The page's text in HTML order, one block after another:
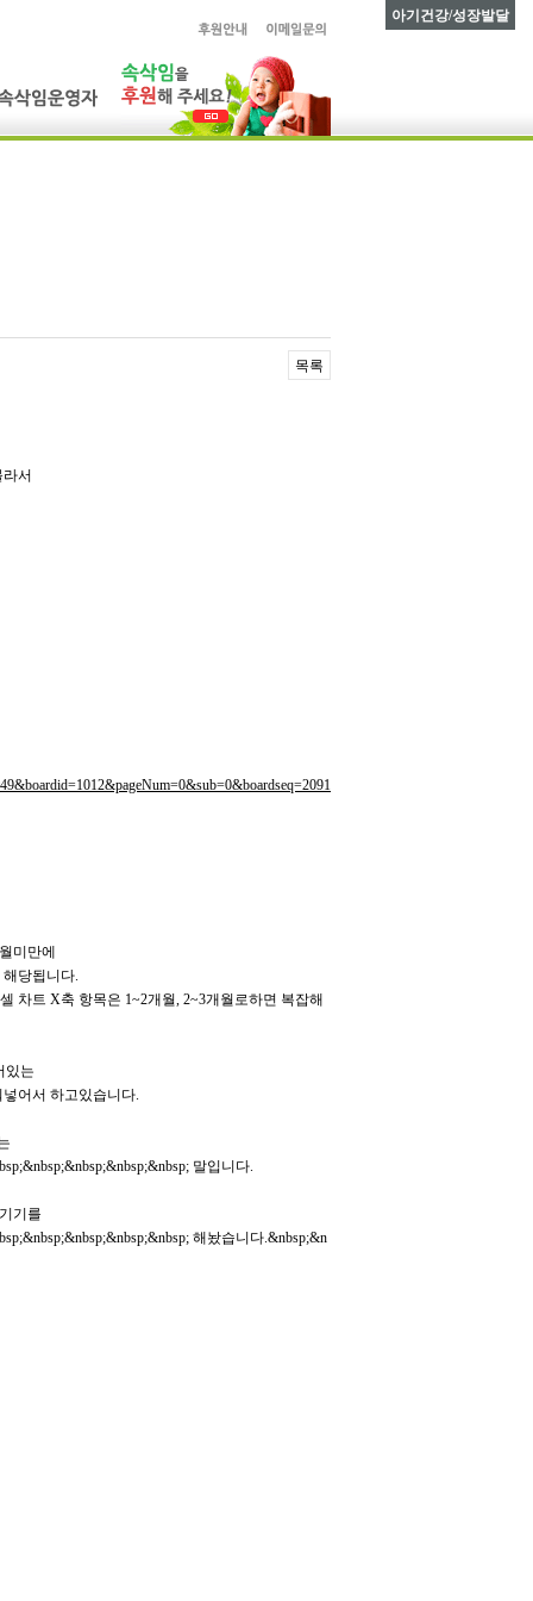
아기건강/성장발달
목록
서
미만에
해당됩니다.
차트 X축 항목은 1~2개월, 2~3개월로하면 복잡해
있는
넣어서 하고있습니다.
말입니다.
기를
해놨습니다.&nbsp;&n